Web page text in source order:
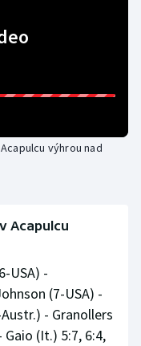
výhrou nad
Acapulcu
USA) -
(7-USA) -
- Granollers
Gaio (It.) 5:7, 6:4,